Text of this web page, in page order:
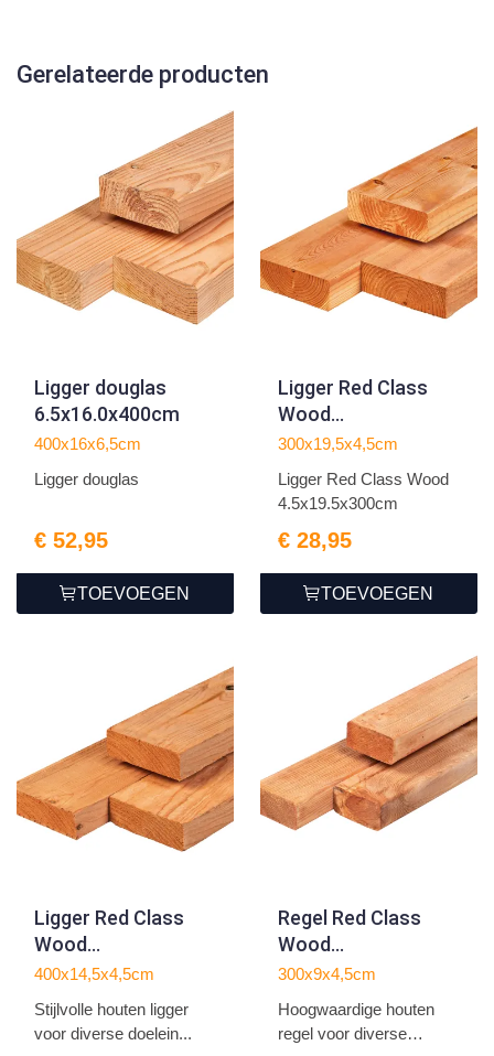
Gerelateerde producten
Ligger douglas
6.5x16.0x400cm
400x16x6,5cm
Ligger douglas
€ 52,95
TOEVOEGEN
Ligger Red Class
Wood
4.5x19.5x300cm
300x19,5x4,5cm
Ligger Red Class Wood
4.5x19.5x300cm
€ 28,95
TOEVOEGEN
Ligger Red Class
Wood
4.5x14.5x400cm
400x14,5x4,5cm
Stijlvolle houten ligger
voor diverse doelein...
Regel Red Class
Wood
4.5x9.0x300cm
300x9x4,5cm
Hoogwaardige houten
regel voor diverse